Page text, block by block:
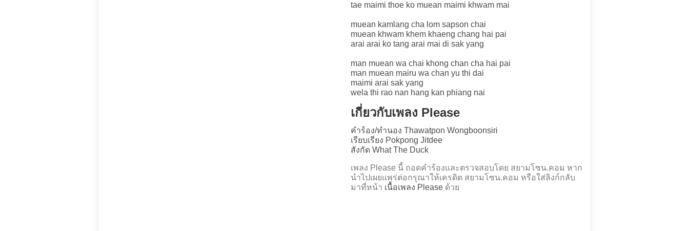
tae maimi thoe ko muean maimi khwam mai
muean kamlang cha lom sapson chai
muean khwam khem khaeng chang hai pai
arai arai ko tang arai mai di sak yang
man muean wa chai khong chan cha hai pai
man muean mairu wa chan yu thi dai
maimi arai sak yang
wela thi rao nan hang kan phiang nai
เกี่ยวกับเพลง Please
คำร้อง/ทำนอง Thawatpon Wongboonsiri
เรียบเรียง Pokpong Jitdee
สังกัด What The Duck
เพลง Please นี้ ถอดคำร้องและตรวจสอบโดย สยามโซน.คอม หาก
นำไปเผยแพร่ต่อกรุณาให้เครดิต สยามโซน.คอม หรือใส่ลิงก์กลับ
มาที่หน้า เนื้อเพลง Please ด้วย